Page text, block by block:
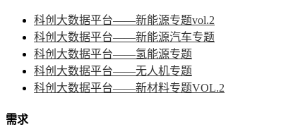
科创大数据平台——新能源专题vol.2
科创大数据平台——新能源汽车专题
科创大数据平台——氢能源专题
科创大数据平台——无人机专题
科创大数据平台——新材料专题VOL.2
需求